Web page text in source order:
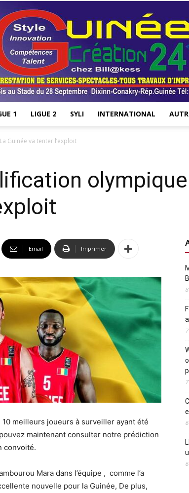
1 LIGUE 2 SYLI INTERNATIONAL
Guinée va tenter l’exploit
Email Imprimer
meilleurs joueurs à surveiller ayant été
maintenant consulter notre prédiction
convoité.
Mara dans l’équipe , comme l’a
nouvelle pour la Guinée, De plus,